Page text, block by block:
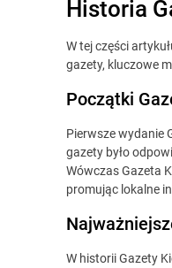
Historia
W tej części
gazety, kluczowe
Początki
Pierwsze wydanie
gazety było
Wówczas Gazeta
promując lokalne
W historii Gazety